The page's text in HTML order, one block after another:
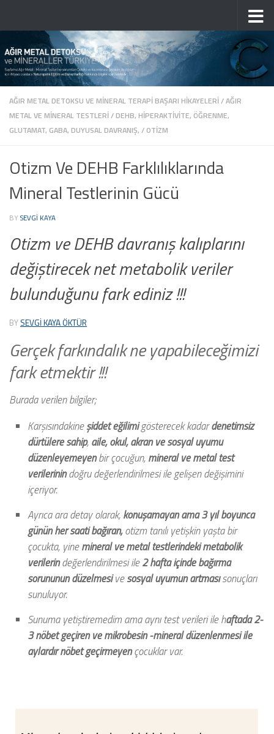
AĞIR METAL DETOKSU VE MINERAL TERAPI BAŞARI HIKAYELERI/AĞIR
METAL VE MINERAL TESTLERI/ DEHB, HIPERAKTIVITE, ÖĞRENME,
GLUTAMAT, GABA, DUYUSAL DAVRANIŞ, / OTIZM
Otizm Ve DEHB Farklılıklarında
Mineral Testlerinin Gücü
BY SEVGI KAYA
Otizm ve DEHB davranış kalıplarını
değiştirecek net metabolik veriler
bulunduğunu fark ediniz !!!
BY SEVGİ KAYA ÖKTÜR
Gerçek farkındalık ne yapabileceğimizi
fark etmektir !!!
Burada verilen bilgiler;
Karşısındakineşiddet eğilimigösterecek kadardenetimsiz
dürtülere sahip, aile, okul, akran ve sosyal uyumu
düzenleyemeyenbir çocuğun, mineral ve metal test
verilerinindoğru değerlendirilmesi ile gelişen değişimini
içeriyor.
Ayrıca ara detay olarak, konuşamayan ama 3 yıl boyunca
günün her saati bağıran,otizm tanılı yetişkin yaşta bir
çocukta, yinemineral ve metal testlerindeki metabolik
verilerindeğerlendirilmesi ile2 hafta içinde bağırma
sorununun düzelmesivesosyal uyumun artmasısonuçları
sunuluyor.
Sunuma yetiştiremedim ama aynı test verileri ile haftada 2-
3 nöbet geçiren ve mikrobesin -mineral düzenlenmesi ile
aylardır nöbet geçirmeyençocuklar var.